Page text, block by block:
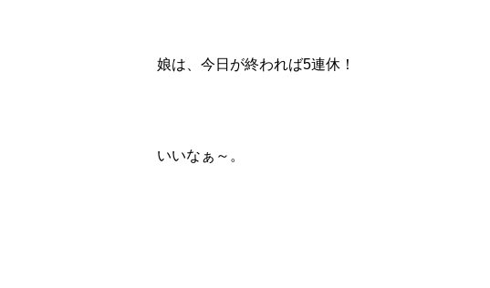
娘は、今日が終われば5連休！
いいなぁ～。